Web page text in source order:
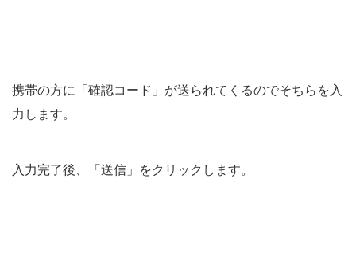
携帯の方に「確認コード」が送られてくるのでそちらを入
力します。
入力完了後、「送信」をクリックします。